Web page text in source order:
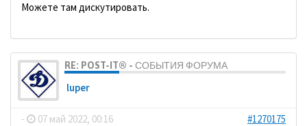
Можете там дискутировать.
RE: POST-IT® - СОБЫТИЯ ФОРУМА
luper
- 07 май 2022, 00:16 #1270175